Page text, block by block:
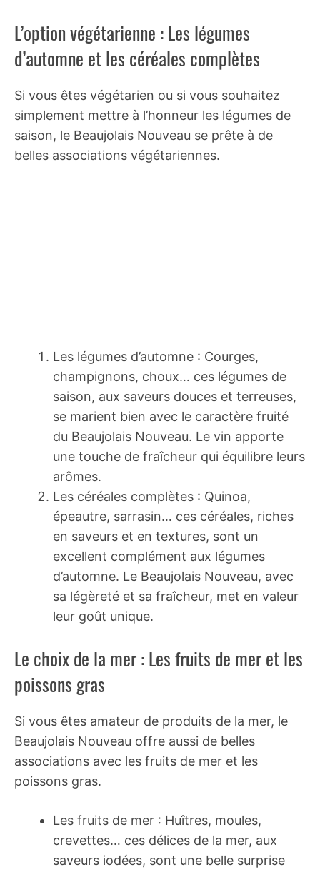
L’option végétarienne : Les légumes
d’automne et les céréales complètes
Si vous êtes végétarien ou si vous souhaitez
simplement mettre à l’honneur les légumes de
saison, le Beaujolais Nouveau se prête à de
belles associations végétariennes.
Les légumes d’automne : Courges,
champignons, choux… ces légumes de
saison, aux saveurs douces et terreuses,
se marient bien avec le caractère fruité
du Beaujolais Nouveau. Le vin apporte
une touche de fraîcheur qui équilibre leurs
arômes.
Les céréales complètes : Quinoa,
épeautre, sarrasin… ces céréales, riches
en saveurs et en textures, sont un
excellent complément aux légumes
d’automne. Le Beaujolais Nouveau, avec
sa légèreté et sa fraîcheur, met en valeur
leur goût unique.
Le choix de la mer : Les fruits de mer et les
poissons gras
Si vous êtes amateur de produits de la mer, le
Beaujolais Nouveau offre aussi de belles
associations avec les fruits de mer et les
poissons gras.
Les fruits de mer : Huîtres, moules,
crevettes… ces délices de la mer, aux
saveurs iodées, sont une belle surprise